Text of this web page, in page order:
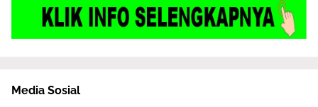
Media Sosial